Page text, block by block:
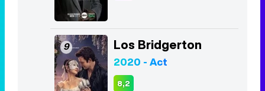
9 Los Bridgerton
2020 - Act
8,2